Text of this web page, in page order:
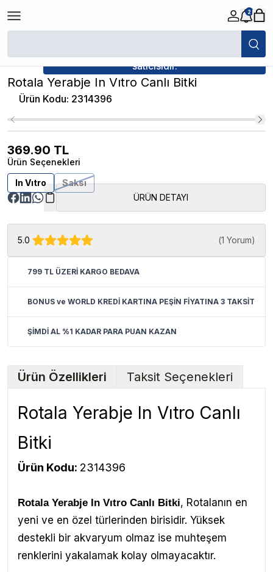
2
/
satıcısıdır.
Rotala Yerabje In Vıtro Canlı Bitki
Ürün Kodu: 2314396
369.90 TL
Ürün Seçenekleri
In Vıtro
Saksı
ÜRÜN DETAYI
5.0 (1 Yorum)
799 TL ÜZERİ KARGO BEDAVA
BONUS ve WORLD KREDİ KARTINA PEŞİN FİYATINA 3 TAKSİT
ŞİMDİ AL %1 KADAR PARA PUAN KAZAN
Ürün Özellikleri Taksit Seçenekleri
Rotala Yerabje In Vıtro Canlı
Bitki
Ürün Kodu: 2314396
Rotala Yerabje In Vıtro Canlı Bitki, Rotalanın en
yeni ve en özel türlerinden birisidir. Yüksek
destekli bir akvaryum olmaz ise muhteşem
renklerini yakalamak kolay olmayacaktır.